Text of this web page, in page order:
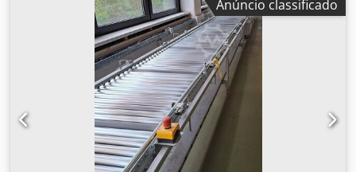
Anúncio classificado